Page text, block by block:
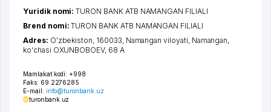
Mamlakat kodi: +998
Faks: 69 2276285
E-mail: info@turonbank.uz
turonbank.uz
Yuridik nomi:TURON BANK ATB NAMANGAN FILIALI
Brend nomi:TURON BANK ATB NAMANGAN FILIALI
Adres: O'zbekiston, 160033, Namangan viloyati, Namangan,
ko'chasi OXUNBOBOEV, 68 А